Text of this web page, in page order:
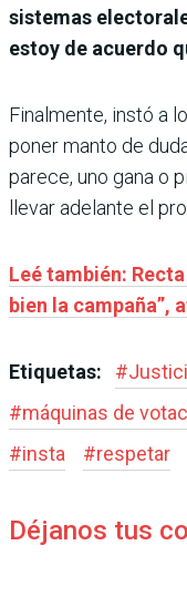
sistemas
estoy de acuerdo
Finalmente, instó a
poner manto de
parece, uno gana o
llevar adelante el
Leé también:
bien la campaña”,
Etiquetas: #
#máquinas de
#insta #respetar
Déjanos tus